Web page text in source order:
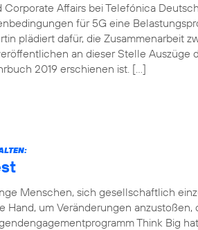
Affairs bei Telefónica
für 5G eine
plädiert dafür, die Zusammenarbeit
an dieser Stelle Auszüge
2019 erschienen ist. […]
Menschen, sich gesellschaftlich
Hand, um Veränderungen anzustoßen,
Think Big